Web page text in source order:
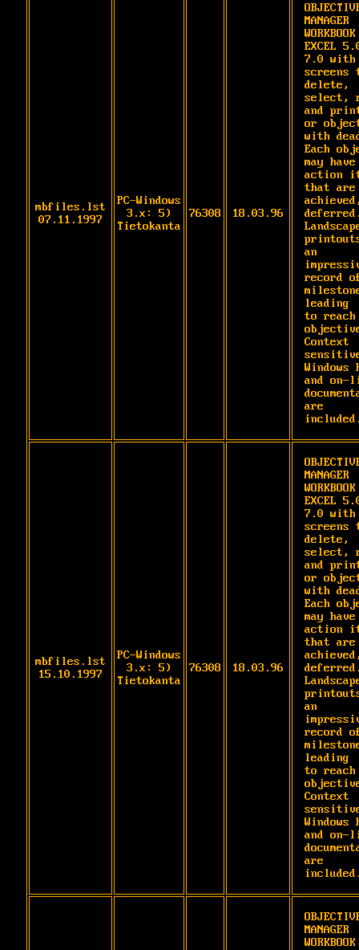
mbfiles.lst
07.11.1997
PC-Windows
3.x: 5)
Tietokanta
76308 18.03.96
MANAGER
EXCEL
7.0
screens
delete,
select,
and
or
with
Each
may have
action
that are
an
record
leading
to reach
Context
Windows
and on-
are
mbfiles.lst
15.10.1997
PC-Windows
3.x: 5)
Tietokanta
76308 18.03.96
MANAGER
EXCEL
7.0
screens
delete,
select,
and
or
with
Each
may have
action
that are
an
record
leading
to reach
Context
Windows
and on-
are
MANAGER